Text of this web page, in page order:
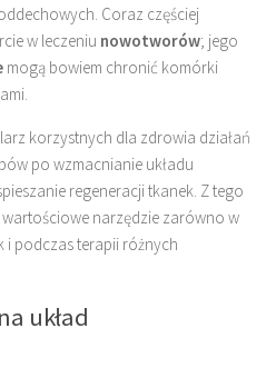
Coraz częściej
w leczeniu nowotworów; jego
mogą bowiem chronić komórki
korzystnych dla zdrowia działań
po wzmacnianie układu
regeneracji tkanek. Z tego
narzędzie zarówno w
i podczas terapii różnych
układ